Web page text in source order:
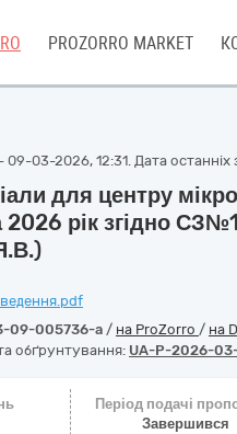
PROZORRO MARKET
03-2026, 12:31. Дата останніх
для центру
рік згідно
09-005736-a / на ProZorro / на
обґрунтування: UA-P-2026-
Період подачі
Завершився